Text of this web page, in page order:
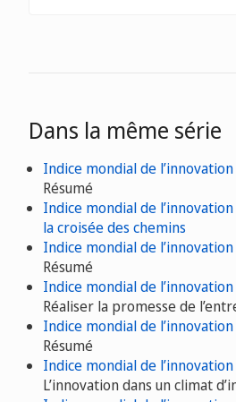
Dans la même série
Indice mondial de
Résumé
Indice mondial de
la croisée des chemins
Indice mondial de
Résumé
Indice mondial de
Réaliser la promesse de
Indice mondial de
Résumé
Indice mondial de
L’innovation dans un climat